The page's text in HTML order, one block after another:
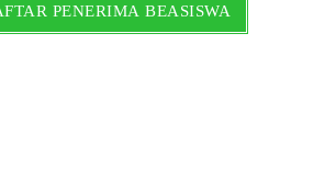
PENERIMA BEASISWA